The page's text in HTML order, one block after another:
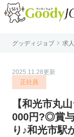
グッディジョブ  求
2025.11.28更新
正社員
【和光市丸
000円?◎賞
り♪和光市駅